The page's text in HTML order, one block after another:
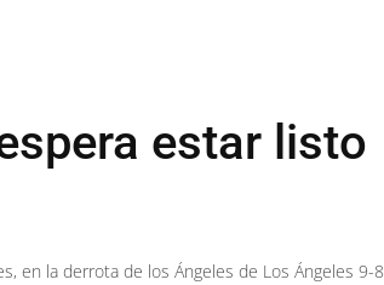
estar listo
en la derrota de los Ángeles de Los Ángeles 9-8